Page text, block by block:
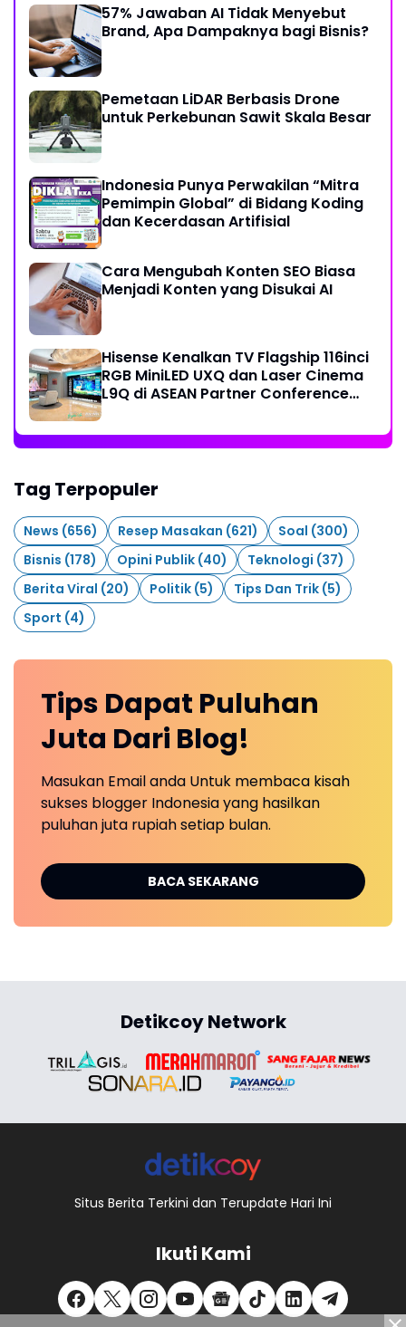
57% Jawaban AI Tidak Menyebut
Brand, Apa Dampaknya bagi Bisnis?
Pemetaan LiDAR Berbasis Drone
untuk Perkebunan Sawit Skala Besar
Indonesia Punya Perwakilan “Mitra
Pemimpin Global” di Bidang Koding
dan Kecerdasan Artifisial
Cara Mengubah Konten SEO Biasa
Menjadi Konten yang Disukai AI
Hisense Kenalkan TV Flagship 116inci
RGB MiniLED UXQ dan Laser Cinema
L9Q di ASEAN Partner Conference
Tag Terpopuler
News (656) Resep Masakan (621) Soal (300)
Bisnis (178) Opini Publik (40) Teknologi (37)
Berita Viral (20) Politik (5) Tips Dan Trik (5)
Sport (4)
Tips Dapat Puluhan
Juta Dari Blog!
Masukan Email anda Untuk membaca kisah
sukses blogger Indonesia yang hasilkan
puluhan juta rupiah setiap bulan.
BACA SEKARANG
Detikcoy Network
Situs Berita Terkini dan Terupdate Hari Ini
Ikuti Kami